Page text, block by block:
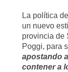
La política
un nuevo
provincia de
Poggi, para
apostando
contener a